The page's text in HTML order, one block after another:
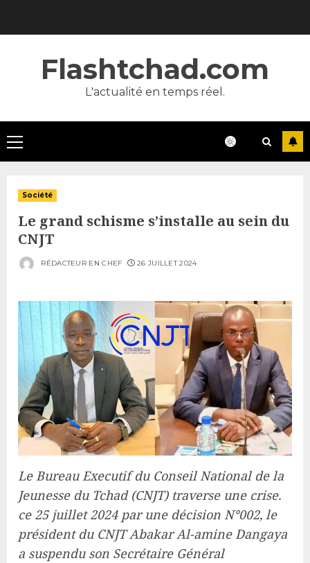
Flashtchad.com
L'actualité en temps réel.
Primary
Menu
Société
Le grand schisme s’installe au sein du
CNJT
RÉDACTEUR EN CHEF 26 JUILLET 2024
Le Bureau Executif du Conseil National de la
Jeunesse du Tchad (CNJT) traverse une crise.
ce 25 juillet 2024 par une décision N°002, le
président du CNJT Abakar Al-amine Dangaya
a suspendu son Secrétaire Général